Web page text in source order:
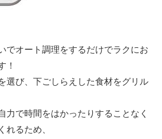
でオート調理をするだけでラクにお
！
選び、下ごしらえした食材をグリル
力で時間をはかったりすることなく
れるため、